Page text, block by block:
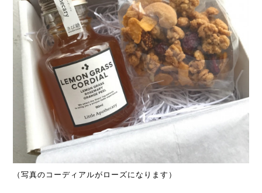
（写真のコーディアルがローズになります）